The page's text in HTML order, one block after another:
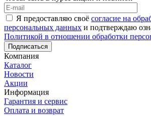
Я предоставляю своё согласие на
персональных данных и подтверждаю
Политикой в отношении обработки
Подписаться
Компания
Каталог
Новости
Акции
Информация
Гарантия и сервис
Оплата и возврат